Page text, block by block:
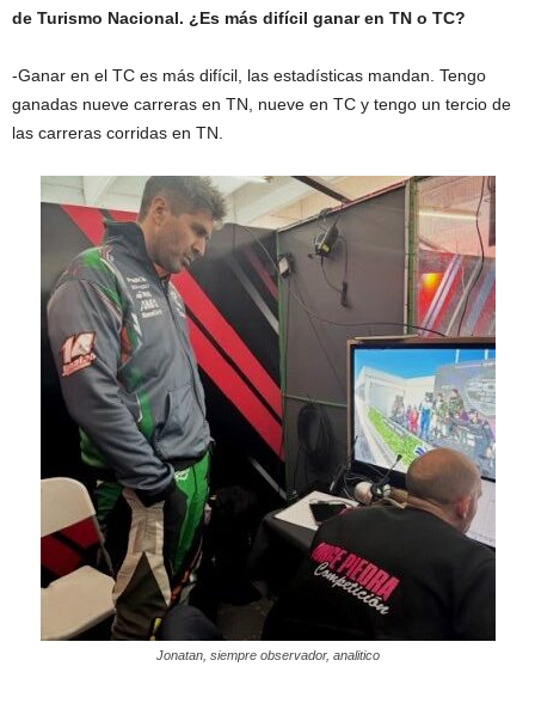
de Turismo Nacional. ¿Es más difícil ganar en TN o TC?
-Ganar en el TC es más difícil, las estadísticas mandan. Tengo
ganadas nueve carreras en TN, nueve en TC y tengo un tercio de
las carreras corridas en TN.
Jonatan, siempre observador, analitico